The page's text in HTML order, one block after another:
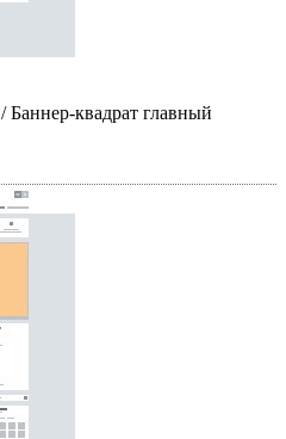
/ Баннер-квадрат главный